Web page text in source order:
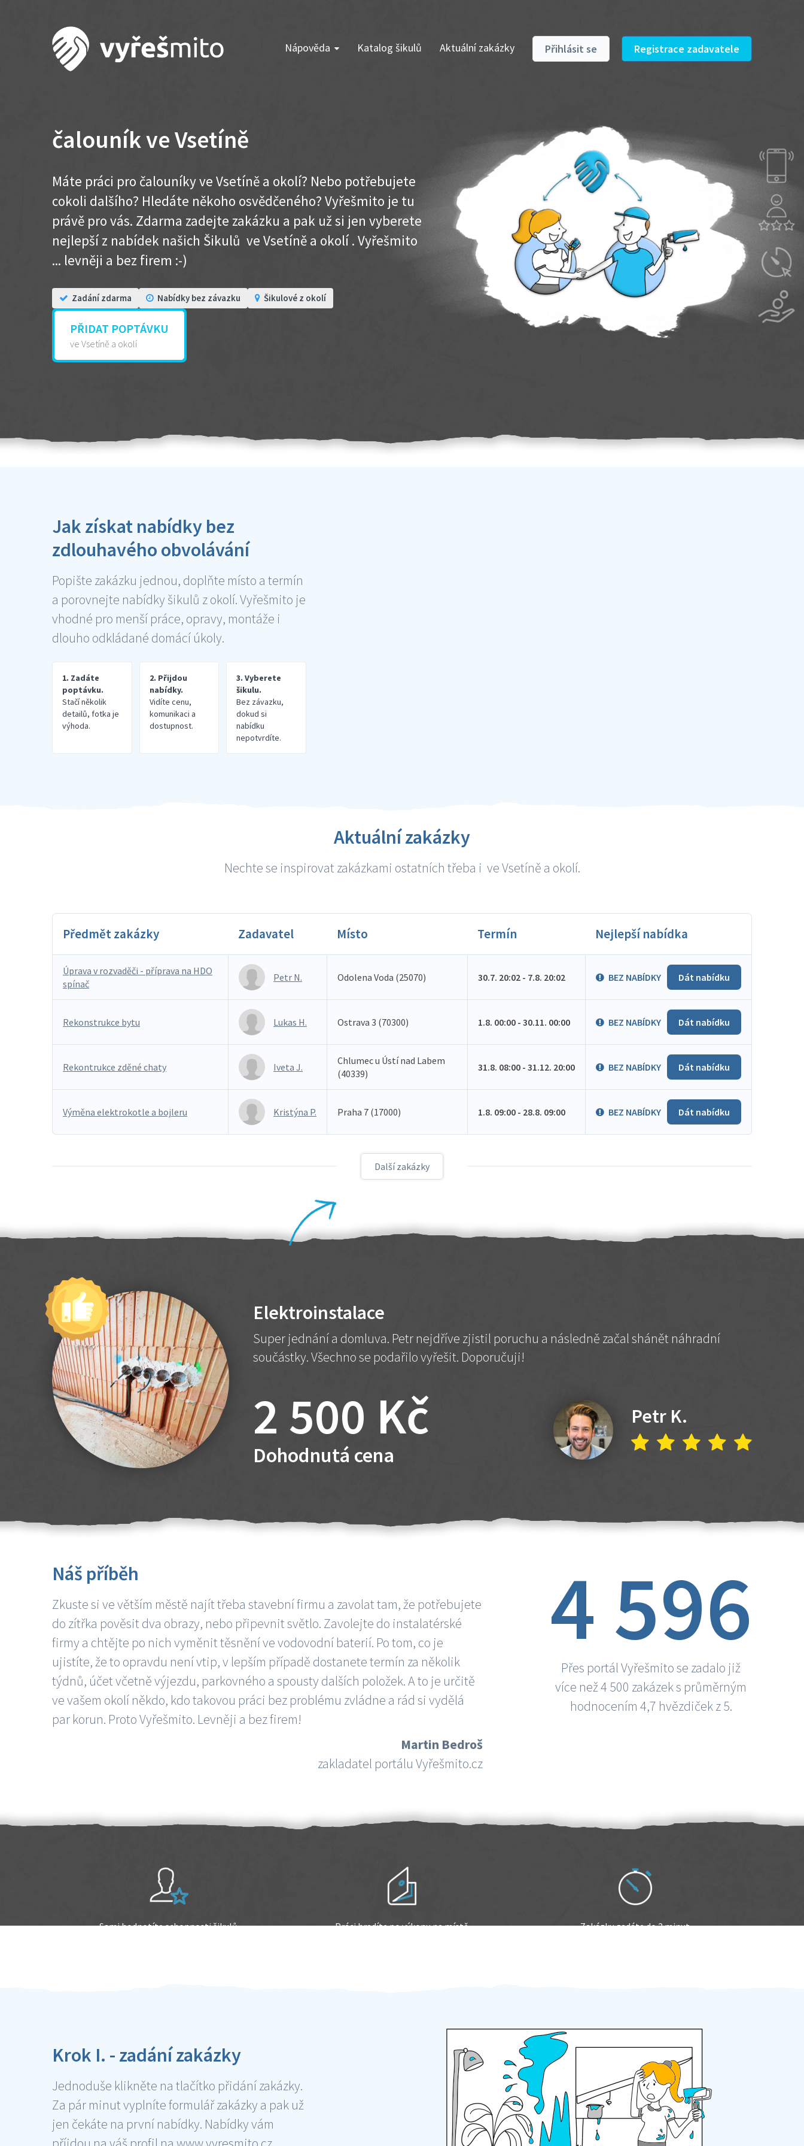
Nápověda Katalog šikulů Aktuální zakázky Přihlásit se Registrace zadavatele
čalouník ve Vsetíně
Máte práci pro čalouníky ve Vsetíně a okolí? Nebo potřebujete
cokoli dalšího? Hledáte někoho osvědčeného? Vyřešmito je tu
právě pro vás. Zdarma zadejte zakázku a pak už si jen vyberete
nejlepší z nabídek našich Šikulů ve Vsetíně a okolí . Vyřešmito
... levněji a bez firem :-)
Zadání zdarma Nabídky bez závazku Šikulové z okolí
PŘIDAT POPTÁVKU
ve Vsetíně a okolí
Jak získat nabídky bez
zdlouhavého obvolávání
Popište zakázku jednou, doplňte místo a termín
a porovnejte nabídky šikulů z okolí. Vyřešmito je
vhodné pro menší práce, opravy, montáže i
dlouho odkládané domácí úkoly.
1. Zadáte
poptávku.
Stačí několik
detailů, fotka je
výhoda.
2. Přijdou
nabídky.
Vidíte cenu,
komunikaci a
dostupnost.
3. Vyberete
šikulu.
Bez závazku,
dokud si
nabídku
nepotvrdíte.
Aktuální zakázky
Nechte se inspirovat zakázkami ostatních třeba i ve Vsetíně a okolí.
Předmět zakázky Zadavatel Místo Termín Nejlepší nabídka
Úprava v rozvaděči - příprava na HDO
spínač
Petr N. Odolena Voda (25070) 30.7. 20:02 - 7.8. 20:02 BEZ NABÍDKY Dát nabídku
Rekonstrukce bytu Lukas H. Ostrava 3 (70300) 1.8. 00:00 - 30.11. 00:00 BEZ NABÍDKY Dát nabídku
Rekontrukce zděné chaty Iveta J.
Chlumec u Ústí nad Labem
(40339)
31.8. 08:00 - 31.12. 20:00 BEZ NABÍDKY Dát nabídku
Výměna elektrokotle a bojleru Kristýna P. Praha 7 (17000) 1.8. 09:00 - 28.8. 09:00 BEZ NABÍDKY Dát nabídku
Další zakázky
Elektroinstalace
Super jednání a domluva. Petr nejdříve zjistil poruchu a následně začal shánět náhradní
součástky. Všechno se podařilo vyřešit. Doporučuji!
2 500 Kč
Dohodnutá cena
Petr K.
Náš příběh
Zkuste si ve větším městě najít třeba stavební firmu a zavolat tam, že potřebujete
do zítřka pověsit dva obrazy, nebo připevnit světlo. Zavolejte do instalatérské
firmy a chtějte po nich vyměnit těsnění ve vodovodní baterií. Po tom, co je
ujistíte, že to opravdu není vtip, v lepším případě dostanete termín za několik
týdnů, účet včetně výjezdu, parkovného a spousty dalších položek. A to je určitě
ve vašem okolí někdo, kdo takovou práci bez problému zvládne a rád si vydělá
par korun. Proto Vyřešmito. Levněji a bez firem!
Martin Bedroš
zakladatel portálu Vyřešmito.cz
4 596
Přes portál Vyřešmito se zadalo již
více než 4 500 zakázek s průměrným
hodnocením 4,7 hvězdiček z 5.
Sami hodnotíte schopnosti šikulů Práci hradíte po výkonu na místě Zakázku zadáte do 2 minut
Krok I. - zadání zakázky
Jednoduše klikněte na tlačítko přidání zakázky.
Za pár minut vyplníte formulář zakázky a pak už
jen čekáte na první nabídky. Nabídky vám